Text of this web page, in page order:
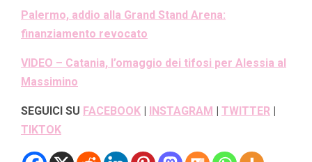
Palermo, addio alla Grand Stand Arena:
finanziamento revocato
VIDEO – Catania, l’omaggio dei tifosi per Alessia al
Massimino
SEGUICI SU FACEBOOK | INSTAGRAM | TWITTER |
TIKTOK